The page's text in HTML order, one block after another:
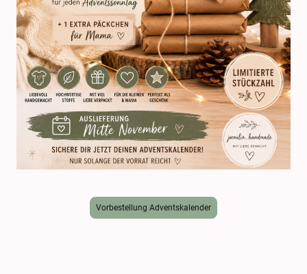
Vorbestellung Adventskalender